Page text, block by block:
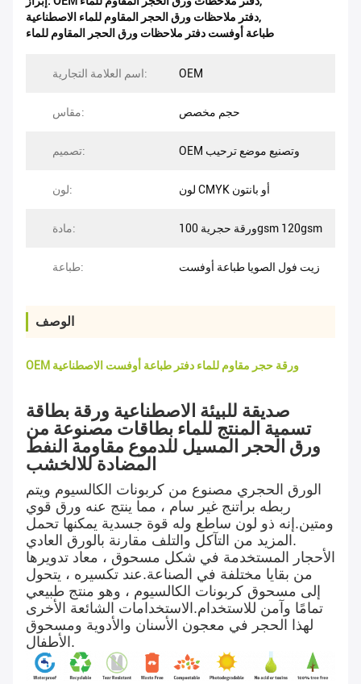
دفتر ملاحظات ورق الحجر المقاوم للماء الاصطناعية,
طباعة أوفست دفتر ملاحظات ورق الحجر المقاوم للماء
اسم العلامة التجارية: OEM
مقاس: حجم مخصص
تصميم: OEM وتصنيع موضع ترحيب
لون: لون CMYK أو بانتون
مادة: ورقة حجرية 100gsm 120gsm
طباعة: زيت فول الصويا طباعة أوفست
الوصف
OEM ورقة حجر مقاوم للماء دفتر طباعة أوفست الاصطناعية
صديقة للبيئة الاصطناعية ورقة بطاقة
تسمية المنتج للماء بطاقات مصنوعة من
ورق الحجر المسيل للدموع مقاومة النفط
المضادة للالخشب
الورق الحجري مصنوع من كربونات الكالسيوم ويتم
ربطه براتنج غير سام ، مما ينتج عنه ورق قوي
ومتين.إنه ذو لون ساطع وله قوة جسدية يمكنها تحمل
المزيد من التآكل والتلف مقارنة بالورق العادي.
الأحجار المستخدمة في شكل مسحوق ، معاد تدويرها
من بقايا مختلفة في الصناعة.عند تكسيره ، يتحول
إلى مسحوق كربونات الكالسيوم ، وهو منتج طبيعي
تمامًا وآمن للاستخدام.الاستخدامات الشائعة الأخرى
لهذا الحجر في معجون الأسنان والأدوية ومسحوق
الأطفال.